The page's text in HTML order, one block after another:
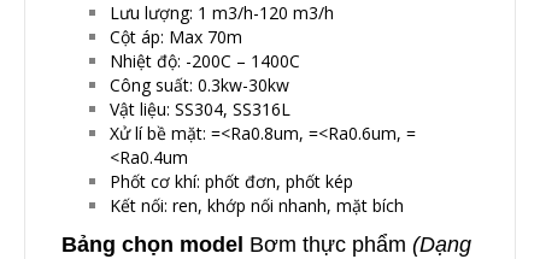
Lưu lượng: 1 m3/h-120 m3/h
Cột áp: Max 70m
Nhiệt độ: -200C – 1400C
Công suất: 0.3kw-30kw
Vật liệu: SS304, SS316L
Xử lí bề mặt: =<Ra0.8um, =<Ra0.6um, =
<Ra0.4um
Phốt cơ khí: phốt đơn, phốt kép
Kết nối: ren, khớp nối nhanh, mặt bích
Bảng chọn model Bơm thực phẩm (Dạng